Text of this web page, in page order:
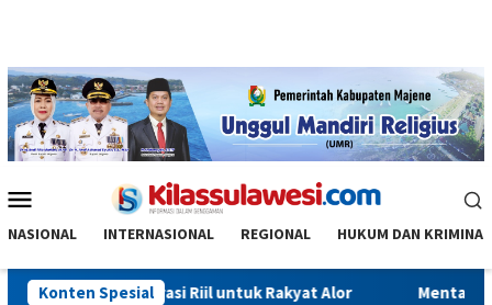
Mobile
NASIONAL INTERNASIONAL REGIONAL HUKUM DAN KRIMINAL
Konten Spesial
Aspirasi Riil untuk Rakyat Alor Mentan Amran